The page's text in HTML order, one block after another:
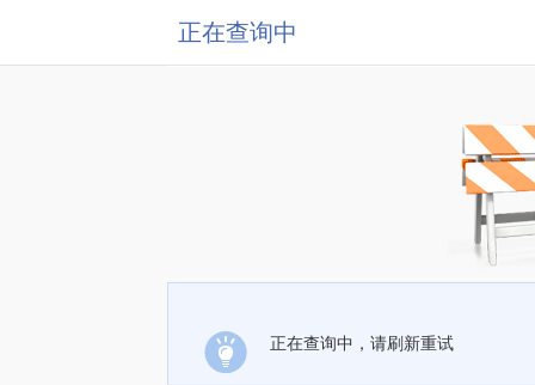
正在查询中
正在查询中，请刷新重试